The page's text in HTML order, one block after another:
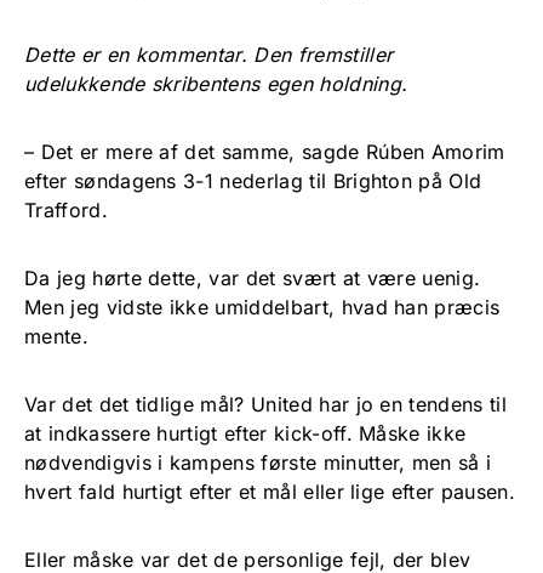
Dette er en kommentar. Den fremstiller
udelukkende skribentens egen holdning.
– Det er mere af det samme, sagde Rúben Amorim
efter søndagens 3-1 nederlag til Brighton på Old
Trafford.
Da jeg hørte dette, var det svært at være uenig.
Men jeg vidste ikke umiddelbart, hvad han præcis
mente.
Var det det tidlige mål? United har jo en tendens til
at indkassere hurtigt efter kick-off. Måske ikke
nødvendigvis i kampens første minutter, men så i
hvert fald hurtigt efter et mål eller lige efter pausen.
Eller måske var det de personlige fejl, der blev